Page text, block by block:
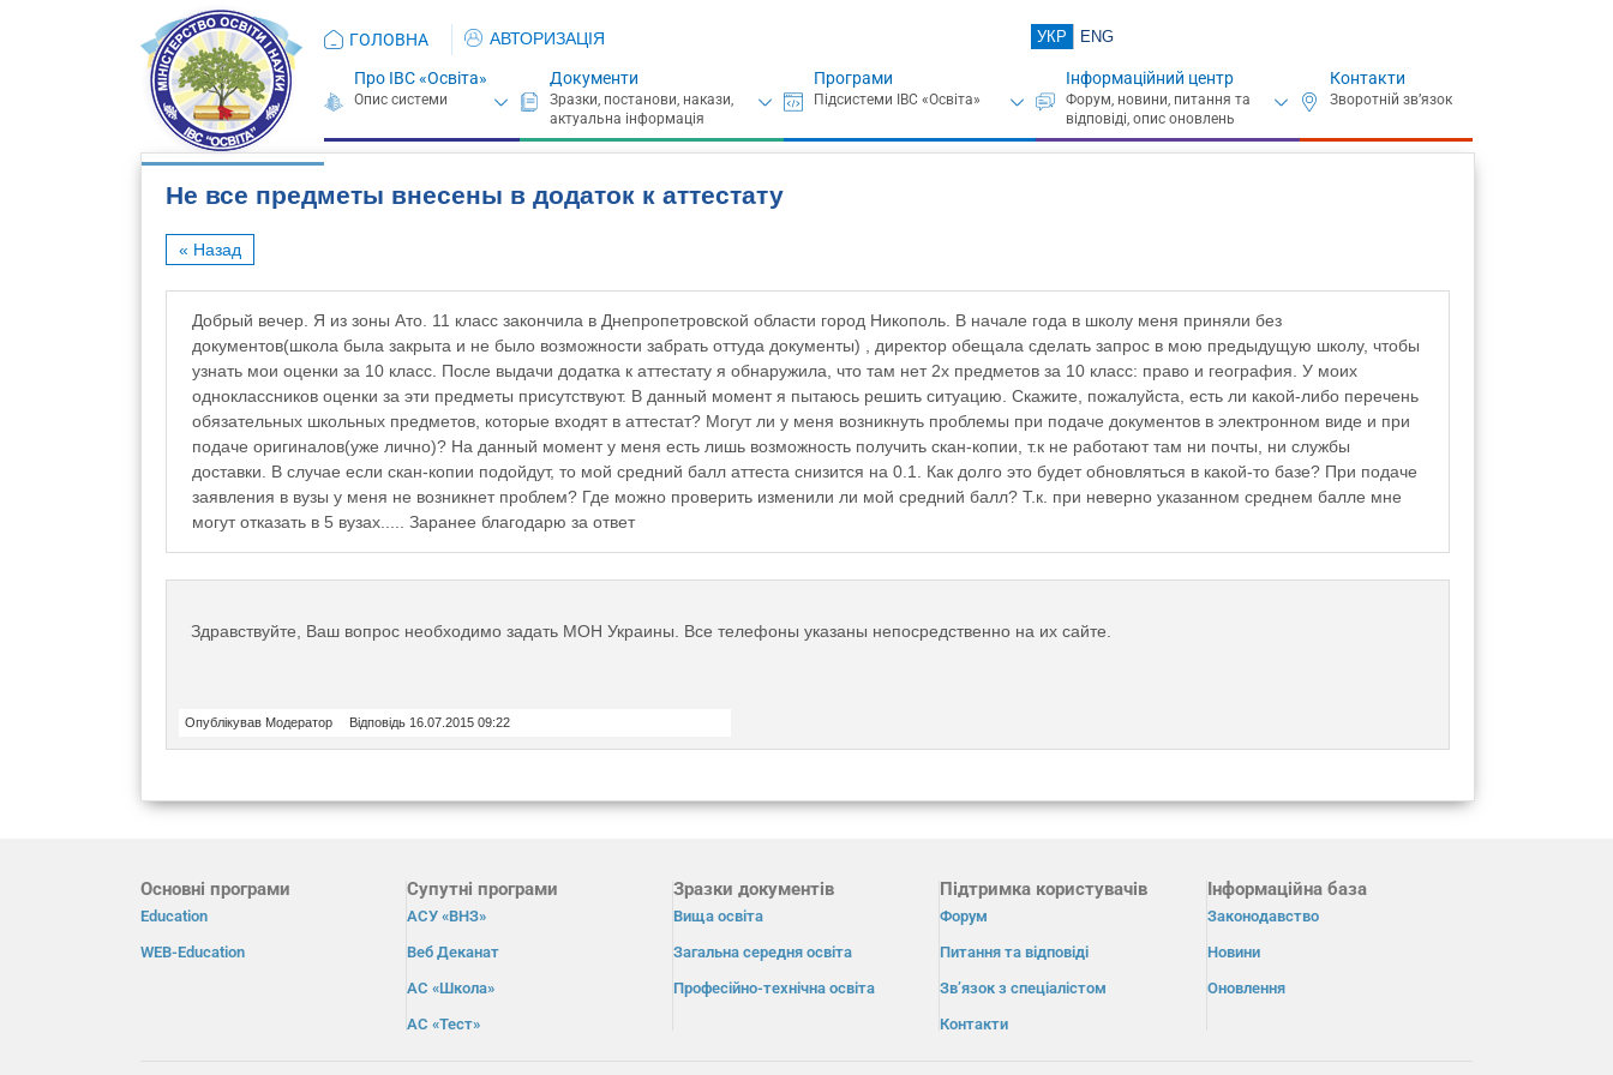
ГОЛОВНА АВТОРИЗАЦІЯ УКР ENG
Про ІВС «Освіта» Документи Програми Інформаційний центр Контакти
Не все предметы внесены в додаток к аттестату
« Назад
Добрый вечер. Я из зоны Ато. 11 класс закончила в Днепропетровской области город Никополь. В начале года в школу меня приняли без
документов(школа была закрыта и не было возможности забрать оттуда документы) , директор обещала сделать запрос в мою предыдущую школу, чтобы
узнать мои оценки за 10 класс. После выдачи додатка к аттестату я обнаружила, что там нет 2х предметов за 10 класс: право и география. У моих
одноклассников оценки за эти предметы присутствуют. В данный момент я пытаюсь решить ситуацию. Скажите, пожалуйста, есть ли какой-либо перечень
обязательных школьных предметов, которые входят в аттестат? Могут ли у меня возникнуть проблемы при подаче документов в электронном виде и при
подаче оригиналов(уже лично)? На данный момент у меня есть лишь возможность получить скан-копии, т.к не работают там ни почты, ни службы
доставки. В случае если скан-копии подойдут, то мой средний балл аттеста снизится на 0.1. Как долго это будет обновляться в какой-то базе? При подаче
заявления в вузы у меня не возникнет проблем? Где можно проверить изменили ли мой средний балл? Т.к. при неверно указанном среднем балле мне
могут отказать в 5 вузах..... Заранее благодарю за ответ
Здравствуйте, Ваш вопрос необходимо задать МОН Украины. Все телефоны указаны непосредственно на их сайте.
Опублікував Модератор Відповідь 16.07.2015 09:22
Основні програми
Education
WEB-Education
Супутні програми
АСУ «ВНЗ»
Веб Деканат
АС «Школа»
АС «Тест»
Зразки документів
Вища освіта
Загальна середня освіта
Професійно-технічна освіта
Підтримка користувачів
Форум
Питання та відповіді
Зв’язок з спеціалістом
Контакти
Інформаційна база
Законодавство
Новини
Оновлення